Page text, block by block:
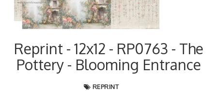
Reprint - 12x12 - RP0763 - The
Pottery - Blooming Entrance
REPRINT